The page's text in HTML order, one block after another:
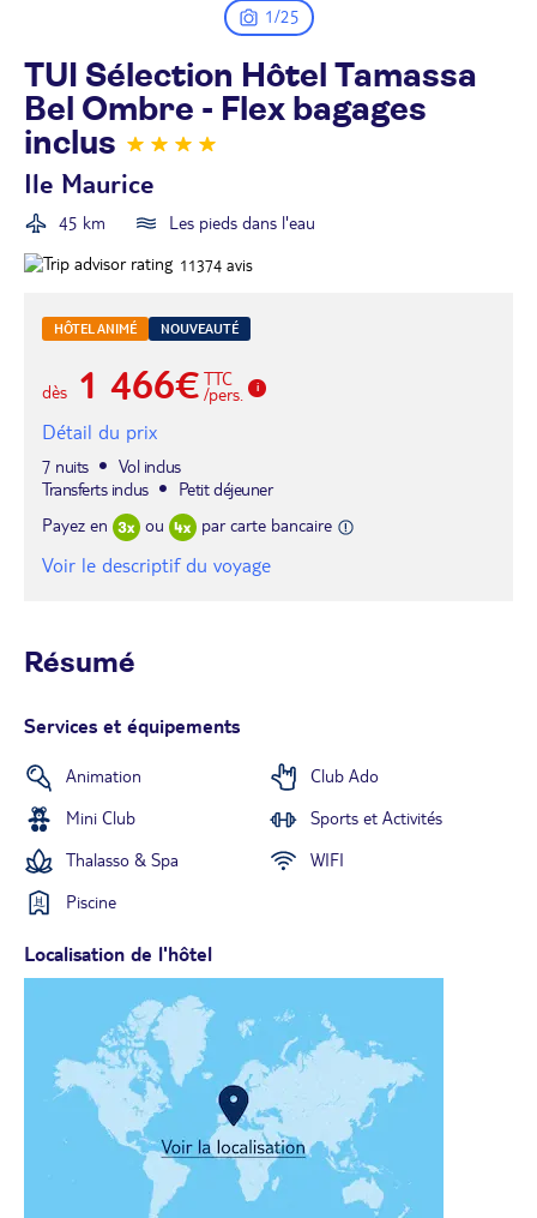
1/25
TUI Sélection Hôtel Tamassa
Bel Ombre - Flex bagages
inclus
Ile Maurice
45 km Les pieds dans l'eau
11374 avis
HÔTEL ANIMÉ NOUVEAUTÉ
dès 1 466€ TTC
/pers.
Détail du prix
7 nuits
Vol inclus
Transferts inclus
Petit déjeuner
Payez en
ou par carte bancaire
Voir le descriptif du voyage
Résumé
Services et équipements
Animation
Club Ado
Mini Club
Sports et Activités
Thalasso & Spa
WIFI
Piscine
Localisation de l'hôtel